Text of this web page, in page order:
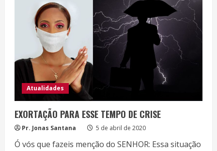
A
IGREJA
DE
PORTUGAL
Atualidades
EXORTAÇÃO PARA ESSE TEMPO DE CRISE
Pr. Jonas Santana 5 de abril de 2020
Ó vós que fazeis menção do SENHOR: Essa situação